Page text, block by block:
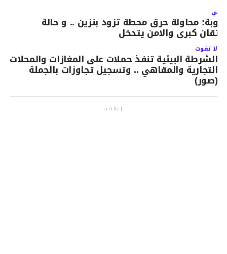
محاولة حرق محطة تزود بنزين .. و حالة
كبرى والامن يتدخل
لا تفوت
الشرطة البيئية تنفذ حملات على المغازات والمحلات
التجارية والمقاهي .. وتسجيل تجاوزات بالجملة
(صور)
إعلانات